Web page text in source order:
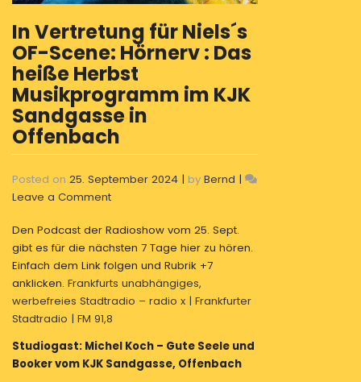
In Vertretung für Niels´s
OF-Scene: Hörnerv : Das
heiße Herbst
Musikprogramm im KJK
Sandgasse in
Offenbach
Posted on 25. September 2024 | by Bernd |
Leave a Commenton
Vertretung
für
Niels
´s
OF-
Scene:
Den Podcast der Radioshow vom 25. Sept.
gibt es für die nächsten 7 Tage hier zu hören.
Einfach dem Link folgen und Rubrik +7
anklicken. Frankfurts unabhängiges,
werbefreies Stadtradio – radio x | Frankfurter
Stadtradio | FM 91,8
Studiogast: Michel Koch – Gute Seele und
Booker vom KJK Sandgasse, Offenbach